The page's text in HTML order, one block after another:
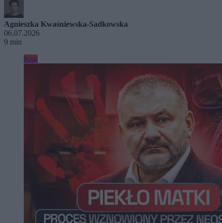
Agnieszka Kwaśniewska-Sadkowska
06.07.2026
9 min
Kraj